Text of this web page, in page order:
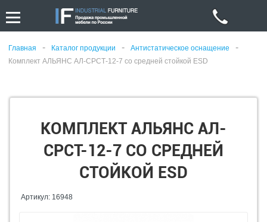
Главная - Каталог продукции - Антистатическое оснащение -
Комплект АЛЬЯНС АЛ-СРСТ-12-7 со средней стойкой ESD
КОМПЛЕКТ АЛЬЯНС АЛ-
СРСТ-12-7 СО СРЕДНЕЙ
СТОЙКОЙ ESD
Артикул: 16948